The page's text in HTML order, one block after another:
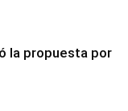
la propuesta por